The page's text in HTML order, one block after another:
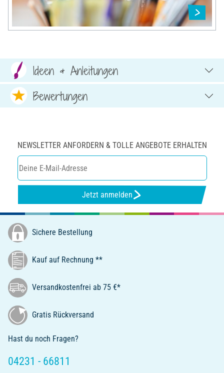
Ideen & Anleitungen
Bewertungen
NEWSLETTER ANFORDERN & TOLLE ANGEBOTE ERHALTEN
Jetzt anmelden
Sichere Bestellung
Kauf auf Rechnung **
Versandkostenfrei ab 75 €*
Gratis Rückversand
Hast du noch Fragen?
04231 - 66811